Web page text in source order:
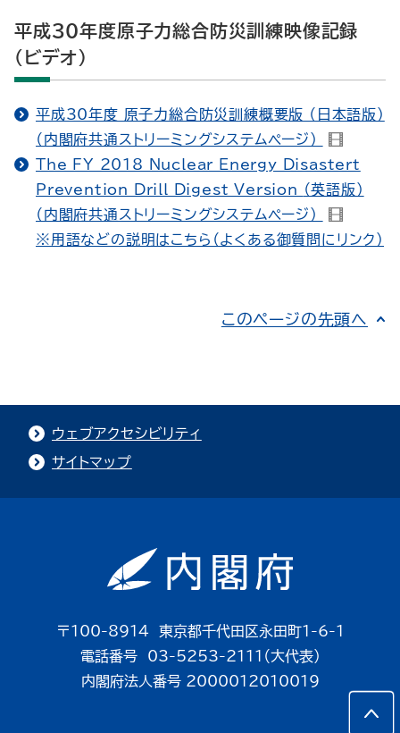
平成30年度原子力総合防災訓練映像記録
（ビデオ）
平成30年度 原子力総合防災訓練概要版 （日本語版）
（内閣府共通ストリーミングシステムページ）
The FY 2018 Nuclear Energy Disastert
Prevention Drill Digest Version
（英語版）
（内閣府共通ストリーミングシステムページ）
※用語などの説明はこちら（よくある御質問にリンク）
このページの先頭へ
ウェブアクセシビリティ
サイトマップ
〒100-8914 東京都千代田区永田町1-6-1
電話番号 03-5253-2111（大代表）
内閣府法人番号 2000012010019